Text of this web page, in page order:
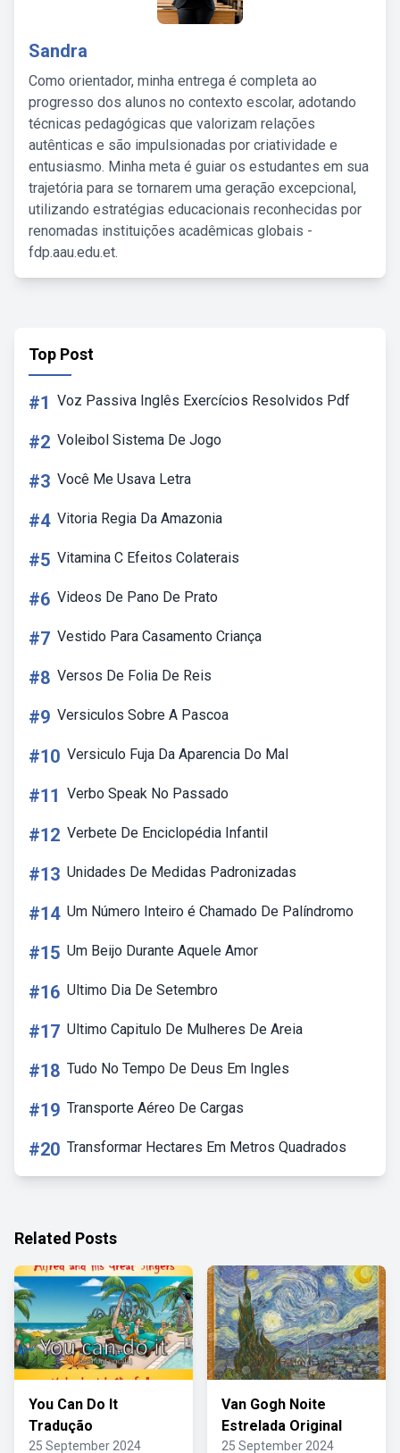
Sandra
Como orientador, minha entrega é completa ao
progresso dos alunos no contexto escolar, adotando
técnicas pedagógicas que valorizam relações
autênticas e são impulsionadas por criatividade e
entusiasmo. Minha meta é guiar os estudantes em sua
trajetória para se tornarem uma geração excepcional,
utilizando estratégias educacionais reconhecidas por
renomadas instituições acadêmicas globais -
fdp.aau.edu.et.
Top Post
#1 Voz Passiva Inglês Exercícios Resolvidos Pdf
#2 Voleibol Sistema De Jogo
#3 Você Me Usava Letra
#4 Vitoria Regia Da Amazonia
#5 Vitamina C Efeitos Colaterais
#6 Videos De Pano De Prato
#7 Vestido Para Casamento Criança
#8 Versos De Folia De Reis
#9 Versiculos Sobre A Pascoa
#10 Versiculo Fuja Da Aparencia Do Mal
#11 Verbo Speak No Passado
#12 Verbete De Enciclopédia Infantil
#13 Unidades De Medidas Padronizadas
#14 Um Número Inteiro é Chamado De Palíndromo
#15 Um Beijo Durante Aquele Amor
#16 Ultimo Dia De Setembro
#17 Ultimo Capitulo De Mulheres De Areia
#18 Tudo No Tempo De Deus Em Ingles
#19 Transporte Aéreo De Cargas
#20 Transformar Hectares Em Metros Quadrados
Related Posts
You Can Do It
Tradução
25 September 2024
Van Gogh Noite
Estrelada Original
25 September 2024